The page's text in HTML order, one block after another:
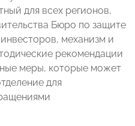
для всех регионов,
Бюро по защите
механизм и
рекомендации
меры, которые может
для